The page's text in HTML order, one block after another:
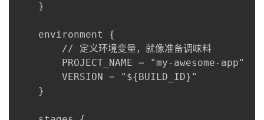
    }
    environment {
        // 定义环境变量，就像准备调味料
        PROJECT_NAME = "my-awesome-app"
        VERSION = "${BUILD_ID}"
    }